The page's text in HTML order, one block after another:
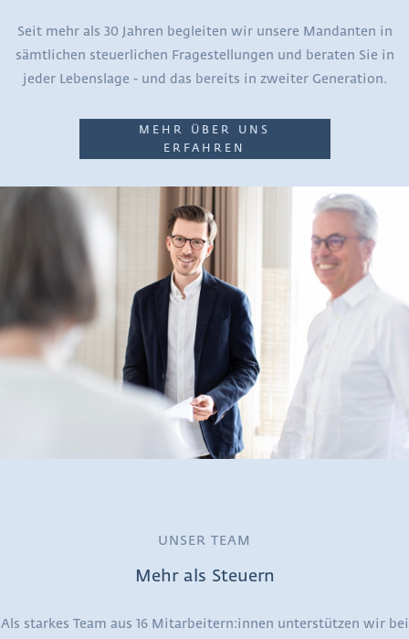
Seit mehr als 30 Jahren begleiten wir unsere Mandanten in
sämtlichen steuerlichen Fragestellungen und beraten Sie in
jeder Lebenslage - und das bereits in zweiter Generation.
MEHR ÜBER UNS
ERFAHREN
UNSER TEAM
Mehr als Steuern
Als starkes Team aus 16 Mitarbeitern:innen unterstützen wir bei